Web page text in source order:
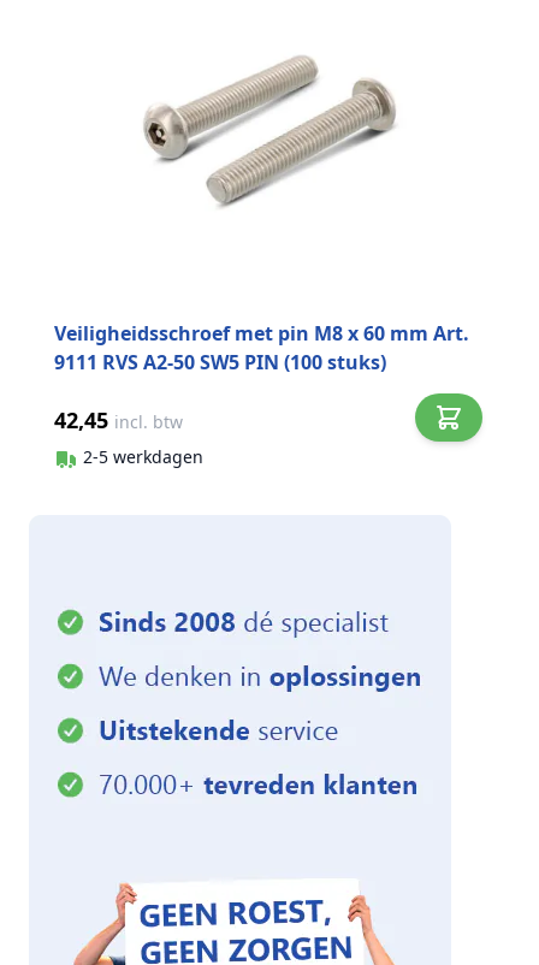
Veiligheidsschroef met pin M8 x 60 mm Art.
9111 RVS A2-50 SW5 PIN (100 stuks)
42,45 incl. btw
2-5 werkdagen